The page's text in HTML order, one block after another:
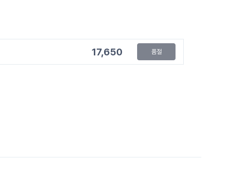
17,650 품절